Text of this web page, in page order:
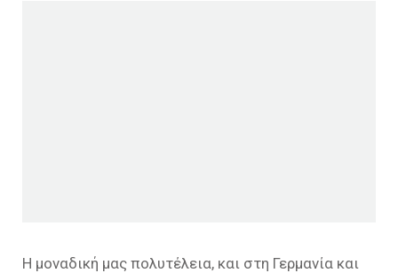
Η μοναδική μας πολυτέλεια, και στη Γερμανία και